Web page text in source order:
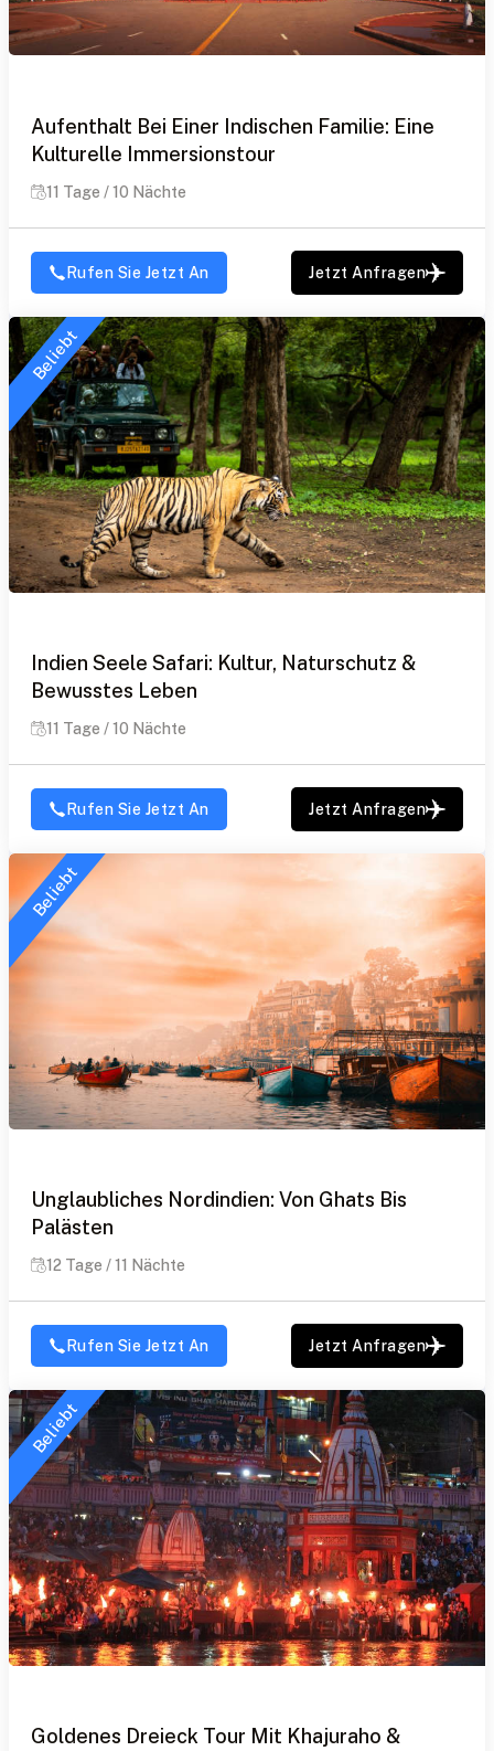
Aufenthalt Bei Einer Indischen Familie: Eine
Kulturelle Immersionstour
11 Tage / 10 Nächte
Rufen Sie Jetzt An Jetzt Anfragen
Beliebt
Indien Seele Safari: Kultur, Naturschutz &
Bewusstes Leben
11 Tage / 10 Nächte
Rufen Sie Jetzt An Jetzt Anfragen
Beliebt
Unglaubliches Nordindien: Von Ghats Bis
Palästen
12 Tage / 11 Nächte
Rufen Sie Jetzt An Jetzt Anfragen
Beliebt
Goldenes Dreieck Tour Mit Khajuraho &